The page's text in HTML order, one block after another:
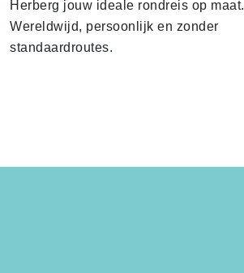
Herberg jouw ideale rondreis op maat.
Wereldwijd, persoonlijk en zonder
standaardroutes.